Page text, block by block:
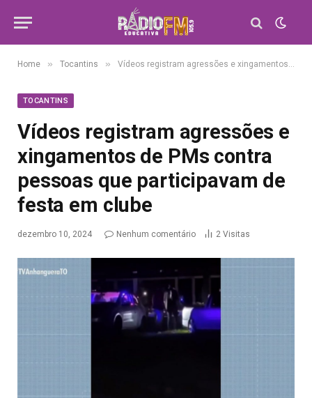
Home » Tocantins » Vídeos registram agressões e xingamentos de PMs contra pessoas que participavam de festa em clube
TOCANTINS
Vídeos registram agressões e
xingamentos de PMs contra
pessoas que participavam de
festa em clube
dezembro 10, 2024 Nenhum comentário 2 Visitas